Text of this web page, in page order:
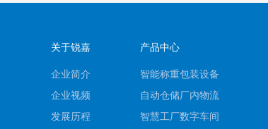
关于锐嘉
企业简介
企业视频
发展历程
产品中心
智能称重包装设备
自动仓储厂内物流
智慧工厂数字车间